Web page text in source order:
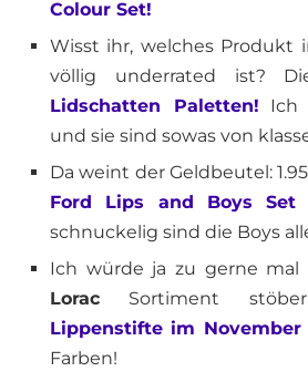
Colour Set!
Wisst ihr, welches Produkt
völlig underrated ist?
Lidschatten Paletten! Ich
und sie sind sowas von
Da weint der Geldbeutel:
Ford Lips and Boys Set
schnuckelig sind die Boys
Ich würde ja zu gerne mal
Lorac Sortiment
Lippenstifte im November
Farben!